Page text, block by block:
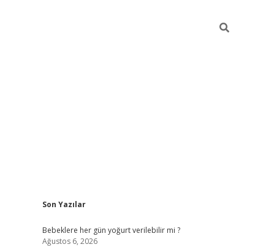
Sidebar
Son Yazılar
Bebeklere her gün yoğurt verilebilir mi ?
Ağustos 6, 2026